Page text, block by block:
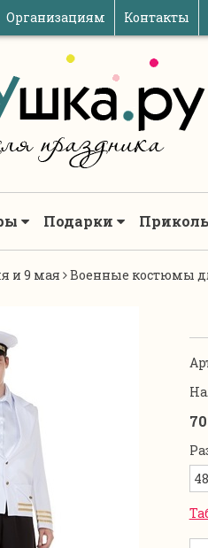
Организациям Контакты
Подарки
и 9 мая Военные костюмы